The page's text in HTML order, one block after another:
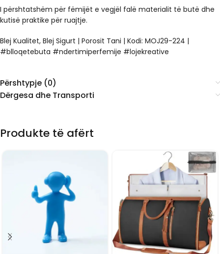
I përshtatshëm për fëmijët e vegjël falë materialit të butë dhe
kutisë praktike për ruajtje.
Blej Kualitet, Blej Sigurt | Porosit Tani | Kodi: MOJ29-224 |
#blloqetebuta #ndertimiperfemije #lojekreative
Përshtypje (0)
Dërgesa dhe Transporti
Produkte të afërt